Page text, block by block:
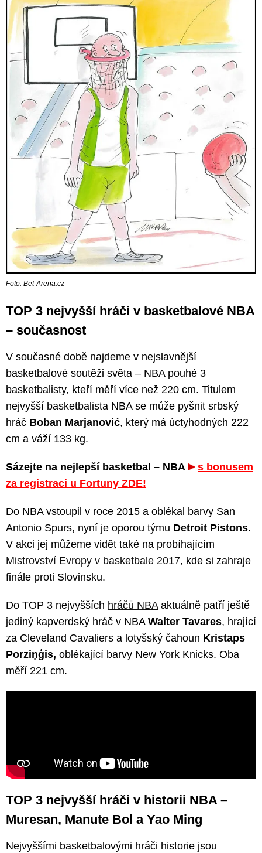
Foto: Bet-Arena.cz
TOP 3 nejvyšší hráči v basketbalové NBA
– současnost
V současné době najdeme v nejslavnější
basketbalové soutěži světa – NBA pouhé 3
basketbalisty, kteří měří více než 220 cm. Titulem
nejvyšší basketbalista NBA se může pyšnit srbský
hráč Boban Marjanović, který má úctyhodných 222
cm a váží 133 kg.
Sázejte na nejlepší basketbal – NBA
s bonusem
za registraci u Fortuny ZDE!
Do NBA vstoupil v roce 2015 a oblékal barvy San
Antonio Spurs, nyní je oporou týmu Detroit Pistons.
V akci jej můžeme vidět také na probíhajícím
Mistrovství Evropy v basketbale 2017, kde si zahraje
finále proti Slovinsku.
Do TOP 3 nejvyšších hráčů NBAaktuálně patří ještě
jediný kapverdský hráč v NBA Walter Tavares, hrající
za Cleveland Cavaliers a lotyšský čahoun Kristaps
Porziņģis, oblékající barvy New York Knicks. Oba
měří 221 cm.
TOP 3 nejvyšší hráči v historii NBA –
Muresan, Manute Bol a Yao Ming
Nejvyššími basketbalovými hráči historie jsou